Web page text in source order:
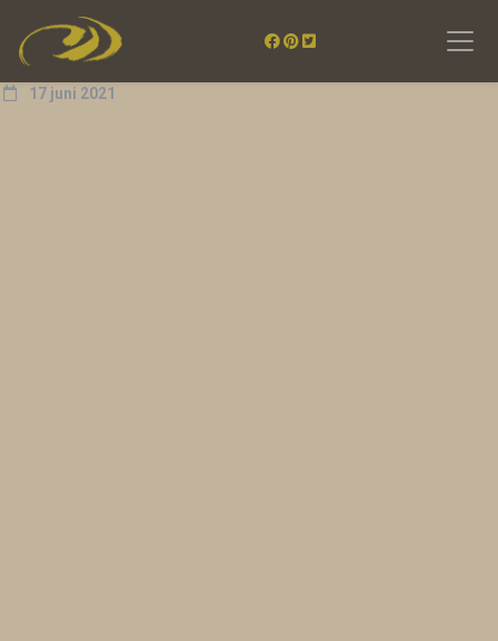
17 juni 2021